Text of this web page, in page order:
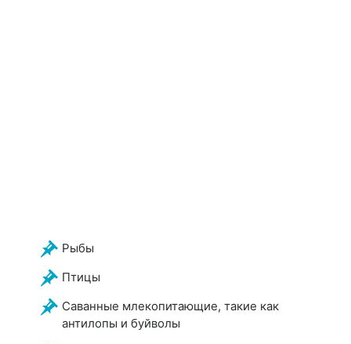
Рыбы
Птицы
Саванные млекопитающие, такие как
антилопы и буйволы